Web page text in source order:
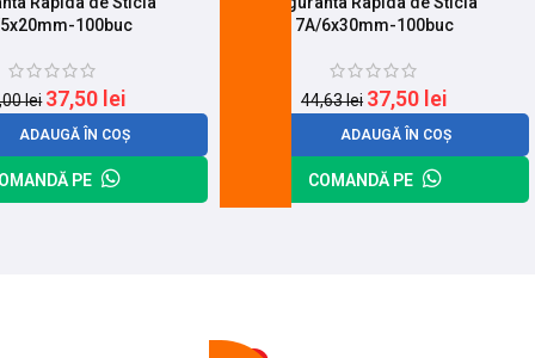
100buc
lei 37,50 lei
ADAUGĂ ÎN COȘ
PE
7A/6x30mm-100buc
44,63lei 37,50 lei
ADAUGĂ ÎN COȘ
COMANDĂ PE